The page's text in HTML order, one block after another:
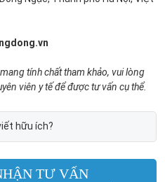
tính chất tham khảo, vui lòng
viên y tế để được tư vấn cụ thể.
hữu ích?
TƯ VẤN